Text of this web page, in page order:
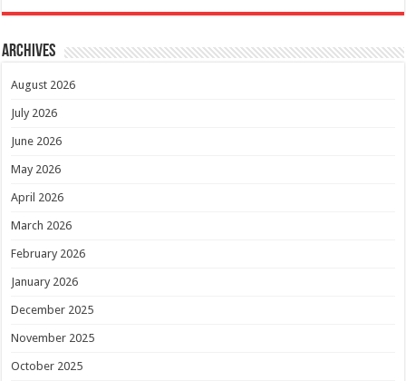
Archives
August 2026
July 2026
June 2026
May 2026
April 2026
March 2026
February 2026
January 2026
December 2025
November 2025
October 2025